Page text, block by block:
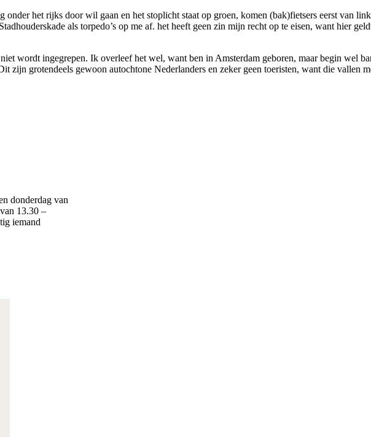
onder het rijks door wil gaan en het stoplicht staat op groen, komen (bak)fietsers eerst van
als torpedo’s op me af. het heeft geen zin mijn recht op te eisen, want hier
wordt ingegrepen. Ik overleef het wel, want ben in Amsterdam geboren, maar begin wel
zijn grotendeels gewoon autochtone Nederlanders en zeker geen toeristen, want die vallen
donderdag van
13.30 –
iemand